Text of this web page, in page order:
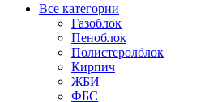
Все категории
Газоблок
Пеноблок
Полистеролблок
Кирпич
ЖБИ
ФБС